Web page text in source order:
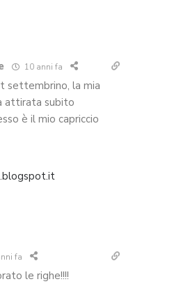
10 anni fa
settembrino, la mia
attirata subito
è il mio capriccio
fa
le righe!!!!